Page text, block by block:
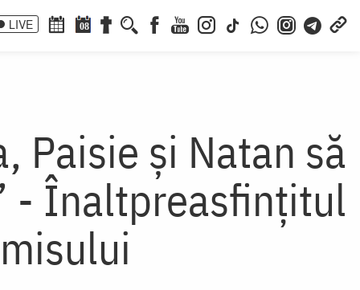
LIVE 08
Paisie și Natan să
- Înaltpreasfințitul